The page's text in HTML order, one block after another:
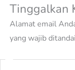
Tinggalkan
Alamat email
yang wajib ditandai